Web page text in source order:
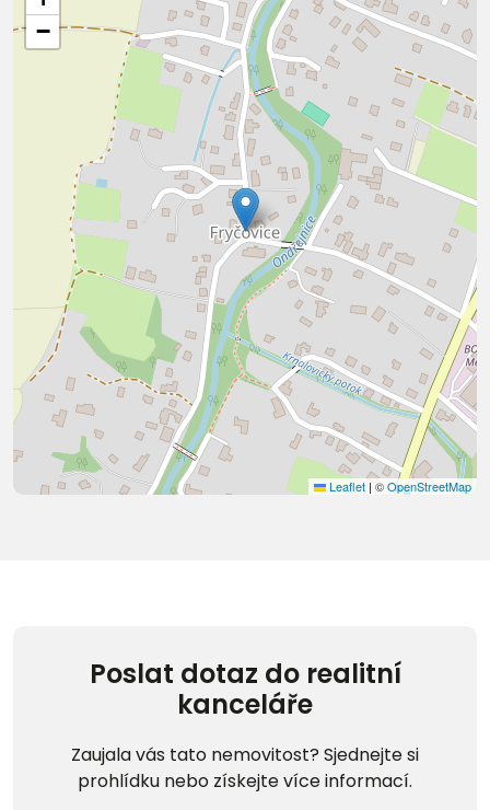
−
Leaflet | ©OpenStreetMap
Poslat dotaz do realitní
kanceláře
Zaujala vás tato nemovitost? Sjednejte si
prohlídku nebo získejte více informací.